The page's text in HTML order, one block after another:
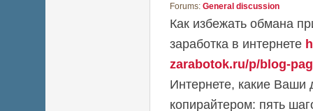
Forums: General discussion
Как избежать обмана
заработка в интернете
zarabotok.ru/p/blog-
Интернете, какие Ваши
копирайтером: пять